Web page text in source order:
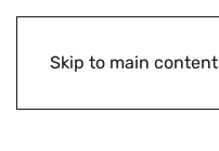
Skip to main content